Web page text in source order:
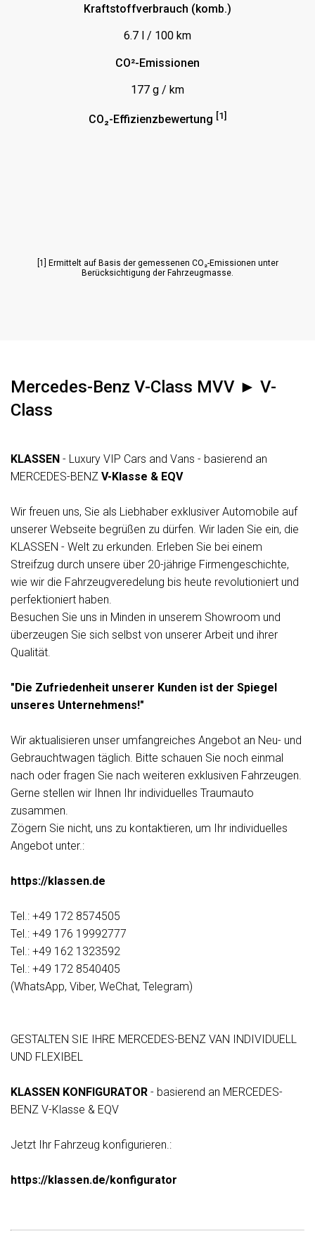
Sitzheizung vorn
Tagfahrlicht-LED
Traktionskontrolle
Kraftstoffverbrauch (komb.)
6.7 l / 100 km
CO²-Emissionen
177 g / km
CO₂-Effizienzbewertung [1]
[1] Ermittelt auf Basis der gemessenen CO₂-Emissionen unter
Berücksichtigung der Fahrzeugmasse.
Mercedes-Benz V-Class MVV ► V-
Class
KLASSEN - Luxury VIP Cars and Vans - basierend an
MERCEDES-BENZ V-Klasse & EQV
Wir freuen uns, Sie als Liebhaber exklusiver Automobile auf
unserer Webseite begrüßen zu dürfen. Wir laden Sie ein, die
KLASSEN - Welt zu erkunden. Erleben Sie bei einem
Streifzug durch unsere über 20-jährige Firmengeschichte,
wie wir die Fahrzeugveredelung bis heute revolutioniert und
perfektioniert haben.
Besuchen Sie uns in Minden in unserem Showroom und
überzeugen Sie sich selbst von unserer Arbeit und ihrer
Qualität.
"Die Zufriedenheit unserer Kunden ist der Spiegel
unseres Unternehmens!"
Wir aktualisieren unser umfangreiches Angebot an Neu- und
Gebrauchtwagen täglich. Bitte schauen Sie noch einmal
nach oder fragen Sie nach weiteren exklusiven Fahrzeugen.
Gerne stellen wir Ihnen Ihr individuelles Traumauto
zusammen.
Zögern Sie nicht, uns zu kontaktieren, um Ihr individuelles
Angebot unter.:
https://klassen.de
Tel.: +49 172 8574505
Tel.: +49 176 19992777
Tel.: +49 162 1323592
Tel.: +49 172 8540405
(WhatsApp, Viber, WeChat, Telegram)
GESTALTEN SIE IHRE MERCEDES-BENZ VAN INDIVIDUELL
UND FLEXIBEL
KLASSEN KONFIGURATOR - basierend an MERCEDES-
BENZ V-Klasse & EQV
Jetzt Ihr Fahrzeug konfigurieren.:
https://klassen.de/konfigurator